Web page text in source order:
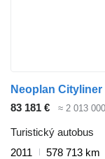
Neoplan Cityliner
83 181 €
≈ 2 013
Turistický autobus
2011
578 713 km